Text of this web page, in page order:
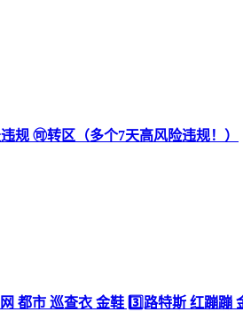
规 🉑转区（多个7天高风险违规！）
都市 巡查衣 金鞋 3️⃣路特斯 红蹦蹦